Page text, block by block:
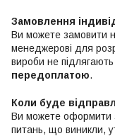
Замовлення
Ви можете замовити
менеджерові для
вироби не
передоплатою.
Коли буде
Ви можете оформити
питань, що виникли,